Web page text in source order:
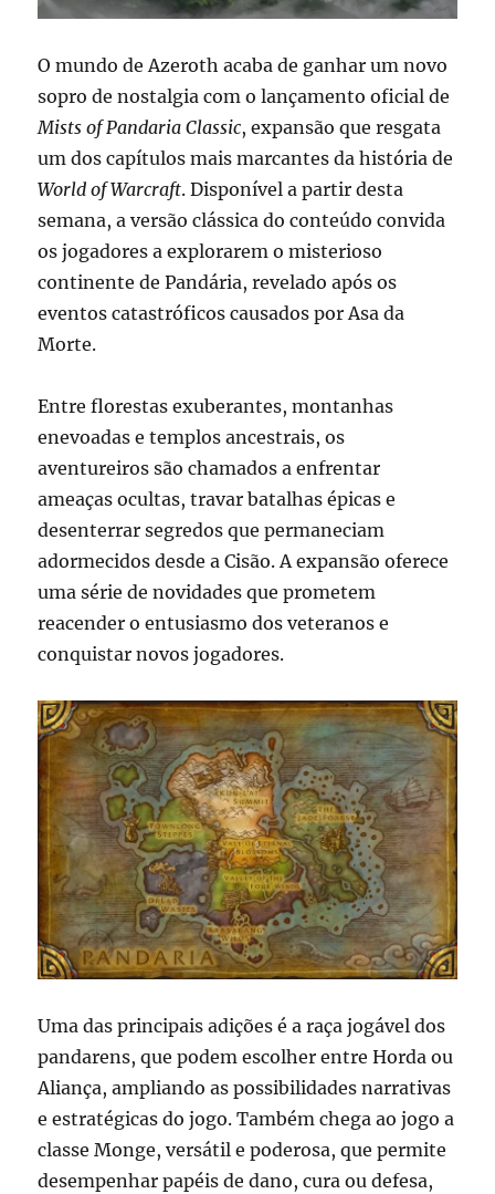
O mundo de Azeroth acaba de ganhar um novo
sopro de nostalgia com o lançamento oficial de
Mists of Pandaria Classic, expansão que resgata
um dos capítulos mais marcantes da história de
World of Warcraft. Disponível a partir desta
semana, a versão clássica do conteúdo convida
os jogadores a explorarem o misterioso
continente de Pandária, revelado após os
eventos catastróficos causados por Asa da
Morte.
Entre florestas exuberantes, montanhas
enevoadas e templos ancestrais, os
aventureiros são chamados a enfrentar
ameaças ocultas, travar batalhas épicas e
desenterrar segredos que permaneciam
adormecidos desde a Cisão. A expansão oferece
uma série de novidades que prometem
reacender o entusiasmo dos veteranos e
conquistar novos jogadores.
Uma das principais adições é a raça jogável dos
pandarens, que podem escolher entre Horda ou
Aliança, ampliando as possibilidades narrativas
e estratégicas do jogo. Também chega ao jogo a
classe Monge, versátil e poderosa, que permite
desempenhar papéis de dano, cura ou defesa,